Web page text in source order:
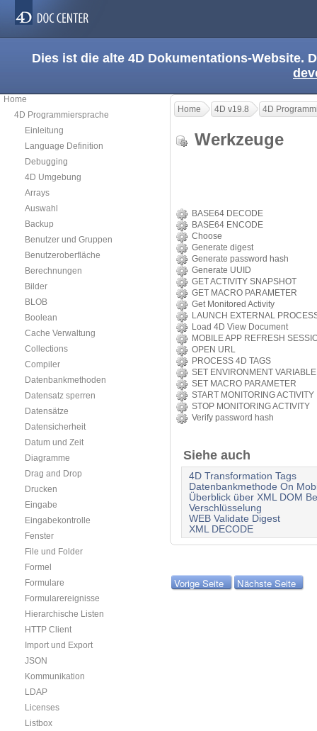
Dies ist die alte 4D Dokumentations-Website.
Home
4D Programmiersprache
Einleitung
Language Definition
Debugging
4D Umgebung
Arrays
Auswahl
Backup
Benutzer und Gruppen
Benutzeroberfläche
Berechnungen
Bilder
BLOB
Boolean
Cache Verwaltung
Collections
Compiler
Datenbankmethoden
Datensatz sperren
Datensätze
Datensicherheit
Datum und Zeit
Diagramme
Drag and Drop
Drucken
Eingabe
Eingabekontrolle
Fenster
File und Folder
Formel
Formulare
Formularereignisse
Hierarchische Listen
HTTP Client
Import und Export
JSON
Kommunikation
LDAP
Licenses
Listbox
Home 4D v19.8 4D
Werkzeuge
BASE64 DECODE
BASE64 ENCODE
Choose
Generate digest
Generate password hash
Generate UUID
GET ACTIVITY SNAPSHOT
GET MACRO PARAMETER
Get Monitored Activity
LAUNCH EXTERNAL
Load 4D View Document
MOBILE APP REFRESH
OPEN URL
PROCESS 4D TAGS
SET ENVIRONMENT VARIABLE
SET MACRO PARAMETER
START MONITORING ACTIVITY
STOP MONITORING ACTIVITY
Verify password hash
Siehe auch
4D Transformation Tags
Datenbankmethode On
Überblick über XML DOM
Verschlüsselung
WEB Validate Digest
XML DECODE
Vorige Seite Nächste Seite